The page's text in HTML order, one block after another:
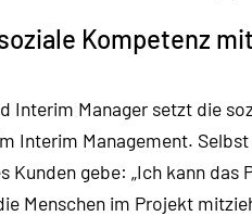
Kompetenz
Interim Manager setzt die
Interim Management.
gebe: „Ich kann das
Menschen im Projekt